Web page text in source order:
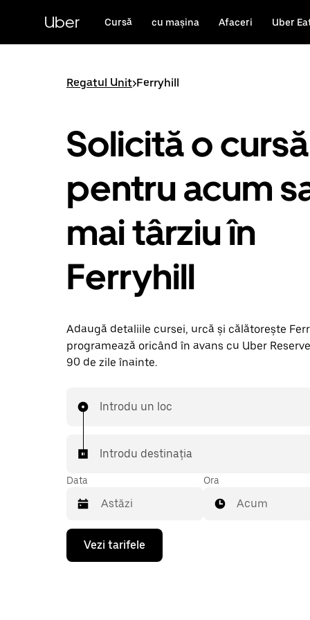
conținutul
principal
Uber Cursă cu mașina Afaceri Uber
Regatul Unit>Ferryhill
Solicită o cursă
pentru acum
mai târziu în
Ferryhill
Adaugă detaliile cursei, urcă și călătorește
programează oricând în avans cu Uber
90 de zile înainte.
Introdu un loc
Introdu destinația
Data
Pentru
deschide
Ora
Acum
Vezi tarifele